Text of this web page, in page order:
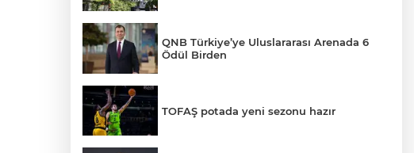
QNB Türkiye’ye Uluslararası Arenada 6
Ödül Birden
TOFAŞ potada yeni sezonu hazır